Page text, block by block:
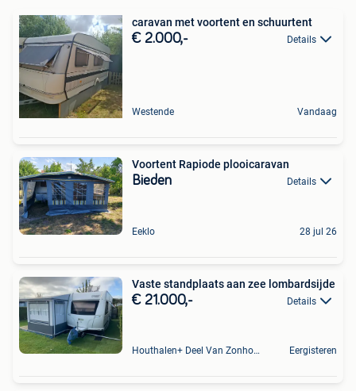
caravan met voortent en schuurtent
€ 2.000,- Details
Westende Vandaag
Voortent Rapiode plooicaravan
Bieden Details
Eeklo 28 jul 26
Vaste standplaats aan zee lombardsijde
€ 21.000,- Details
Houthalen+ Deel Van Zonhoven En Zolder Eergisteren